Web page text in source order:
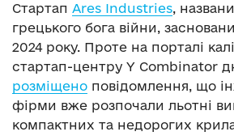
Стартап Ares Industries,
грецького бога війни,
2024 року. Проте на порталі
стартап-центру Y Combinator
розміщено повідомлення, що
фірми вже розпочали льотні
компактних та недорогих